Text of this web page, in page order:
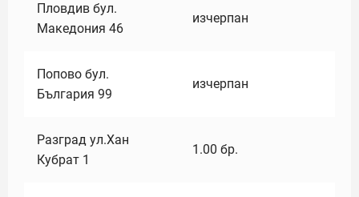
Пловдив бул.
Македония 46
изчерпан
Попово бул.
България 99
изчерпан
Разград ул.Хан
Кубрат 1
1.00 бр.